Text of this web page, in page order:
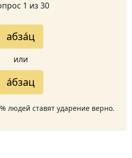
1 из 30
абза́ц
или
а́бзац
людей ставят ударение верно.